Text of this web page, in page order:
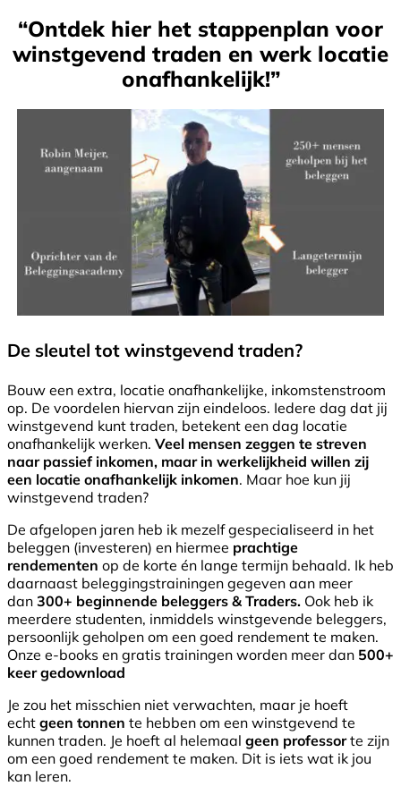
“Ontdek hier het stappenplan voor
winstgevend traden en werk locatie
onafhankelijk!”
De sleutel tot winstgevend traden?
Bouw een extra, locatie onafhankelijke, inkomstenstroom
op. De voordelen hiervan zijn eindeloos. Iedere dag dat jij
winstgevend kunt traden, betekent een dag locatie
onafhankelijk werken. Veel mensen zeggen te streven
naar passief inkomen, maar in werkelijkheid willen zij
een locatie onafhankelijk inkomen. Maar hoe kun jij
winstgevend traden?
De afgelopen jaren heb ik mezelf gespecialiseerd in het
beleggen (investeren) en hiermee prachtige
rendementen op de korte én lange termijn behaald. Ik heb
daarnaast beleggingstrainingen gegeven aan meer
dan 300+ beginnende beleggers & Traders. Ook heb ik
meerdere studenten, inmiddels winstgevende beleggers,
persoonlijk geholpen om een goed rendement te maken.
Onze e-books en gratis trainingen worden meer dan 500+
keer gedownload
Je zou het misschien niet verwachten, maar je hoeft
echt geen tonnen te hebben om een winstgevend te
kunnen traden. Je hoeft al helemaal geen professorte zijn
om een goed rendement te maken. Dit is iets wat ik jou
kan leren.